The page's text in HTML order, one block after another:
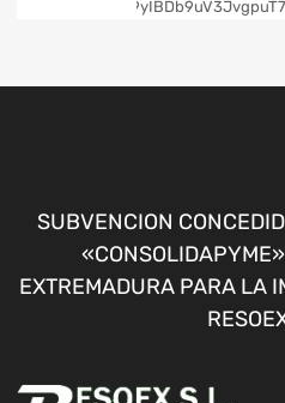
SUBVENCION
EXTREMADURA PARA LA